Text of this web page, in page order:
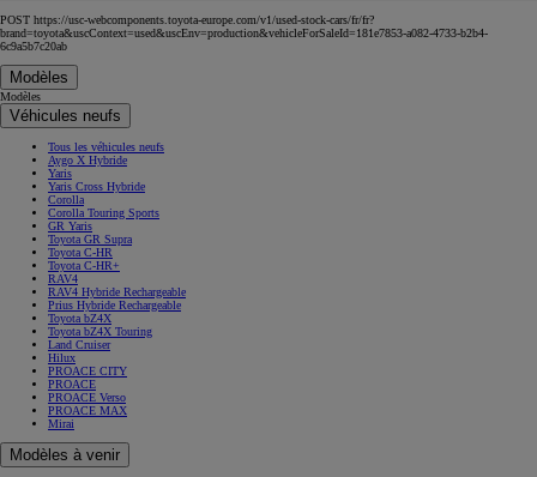
POST https://usc-webcomponents.toyota-europe.com/v1/used-stock-cars/fr/fr?
brand=toyota&uscContext=used&uscEnv=production&vehicleForSaleId=181e7853-a082-4733-b2b4-
6c9a5b7c20ab
Modèles
Modèles
Véhicules neufs
Tous les véhicules neufs
Aygo X Hybride
Yaris
Yaris Cross Hybride
Corolla
Corolla Touring Sports
GR Yaris
Toyota GR Supra
Toyota C-HR
Toyota C-HR+
RAV4
RAV4 Hybride Rechargeable
Prius Hybride Rechargeable
Toyota bZ4X
Toyota bZ4X Touring
Land Cruiser
Hilux
PROACE CITY
PROACE
PROACE Verso
PROACE MAX
Mirai
Modèles à venir